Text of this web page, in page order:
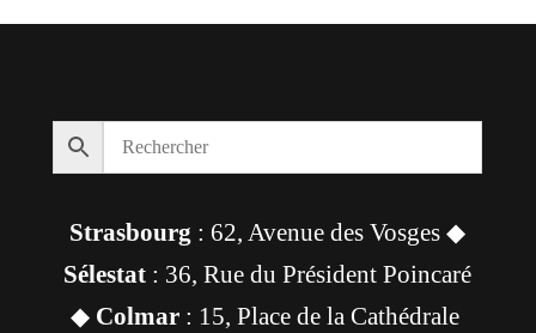
Strasbourg : 62, Avenue des Vosges ◆
Sélestat : 36, Rue du Président Poincaré
◆ Colmar: 15, Place de la Cathédrale